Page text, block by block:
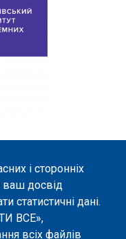
і сторонніх
досвід
статистичні дані.
ВСЕ»,
всіх файлів